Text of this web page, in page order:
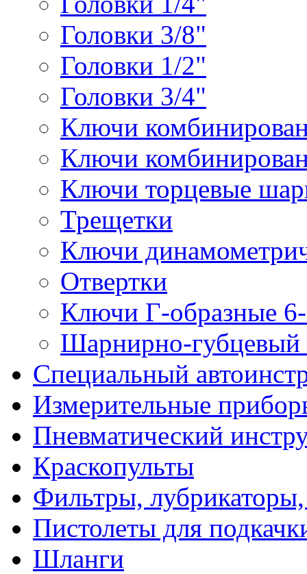
Головки 3/8"
Головки 1/2"
Головки 3/4"
Ключи
Ключи
Ключи торцевые
Трещетки
Ключи
Отвертки
Ключи Г-образные
Шарнирно-губцевый
Специальный
Измерительные
Пневматический
Краскопульты
Фильтры,
Пистолеты для
Шланги